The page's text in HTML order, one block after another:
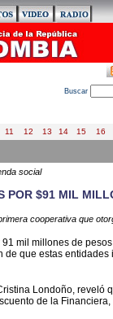
Buscar
11 12 13 14 15 16
social
POR $91 MIL
cooperativa que
91 mil millones de
de que estas
Londoño,
de la